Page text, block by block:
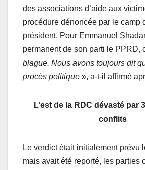
des associations d’aide aux
procédure dénoncée par le camp
président. Pour Emmanuel
permanent de son parti le PPRD,
blague. Nous avons toujours dit
procès politique », a-t-il affirmé
L’est de la RDC dévasté par
conflits
Le verdict était initialement prévu
mais avait été reporté, les parties